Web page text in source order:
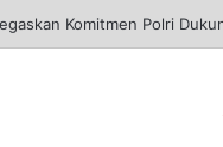
Komitmen Polri